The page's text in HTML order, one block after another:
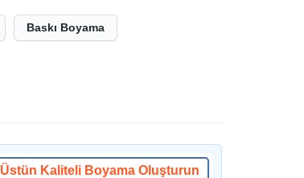
Baskı Boyama
Üstün Kaliteli Boyama Oluşturun